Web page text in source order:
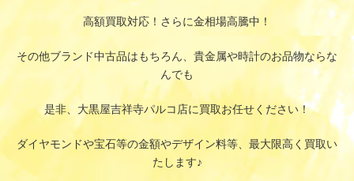
高額買取対応！さらに金相場高騰中！
その他ブランド中古品はもちろん、貴金属や時計のお品物ならな
んでも
是非、大黒屋吉祥寺パルコ店に買取お任せください！
ダイヤモンドや宝石等の金額やデザイン料等、最大限高く買取い
たします♪